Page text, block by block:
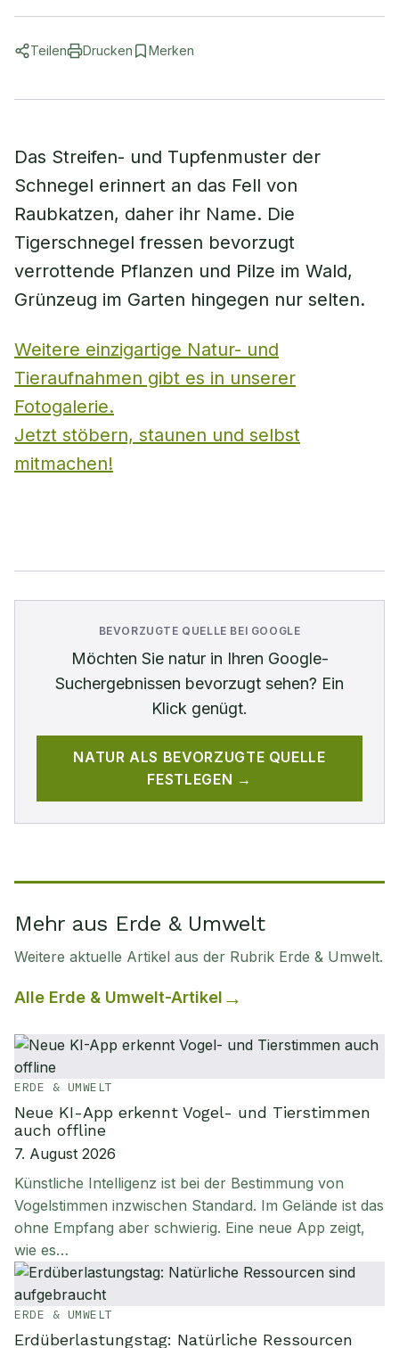
Teilen Drucken Merken
Das Streifen- und Tupfenmuster der
Schnegel erinnert an das Fell von
Raubkatzen, daher ihr Name. Die
Tigerschnegel fressen bevorzugt
verrottende Pflanzen und Pilze im Wald,
Grünzeug im Garten hingegen nur selten.
Weitere einzigartige Natur- und
Tieraufnahmen gibt es in unserer
Fotogalerie.
Jetzt stöbern, staunen und selbst
mitmachen!
BEVORZUGTE QUELLE BEI GOOGLE
Möchten Sie naturin Ihren Google-
Suchergebnissen bevorzugt sehen? Ein
Klick genügt.
NATUR ALS BEVORZUGTE QUELLE
FESTLEGEN →
Mehr aus Erde & Umwelt
Weitere aktuelle Artikel aus der Rubrik Erde & Umwelt.
Alle Erde & Umwelt-Artikel
ERDE & UMWELT
Neue KI-App erkennt Vogel- und Tierstimmen
auch offline
7. August 2026
Künstliche Intelligenz ist bei der Bestimmung von
Vogelstimmen inzwischen Standard. Im Gelände ist das
ohne Empfang aber schwierig. Eine neue App zeigt,
wie es…
ERDE & UMWELT
Erdüberlastungstag: Natürliche Ressourcen